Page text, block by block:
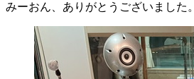
みーおん、ありがとうございました。